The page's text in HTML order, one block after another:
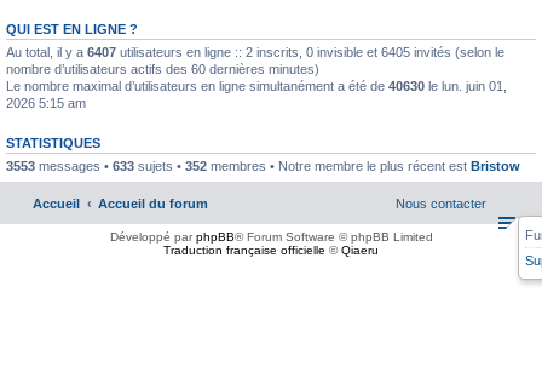
QUI EST EN LIGNE ?
Au total, il y a 6407 utilisateurs en ligne :: 2 inscrits, 0 invisible et 6405 invités (selon le
nombre d’utilisateurs actifs des 60 dernières minutes)
Le nombre maximal d’utilisateurs en ligne simultanément a été de 40630 le lun. juin 01,
2026 5:15 am
STATISTIQUES
3553 messages • 633 sujets • 352 membres • Notre membre le plus récent est Bristow
Accueil Accueil du forum Nous contacter
Développé parphpBB® Forum Software © phpBB Limited
Traduction française officielle ©Qiaeru